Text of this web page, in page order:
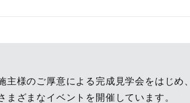
主様のご厚意による完成見学会をはじめ、
まざまなイベントを開催しています。